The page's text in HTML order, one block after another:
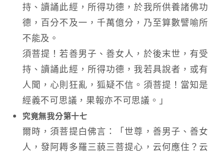
持、讀誦此經，所得功德，於我所供養諸佛功
德，百分不及一，千萬億分，乃至算數譬喻所
不能及。
須菩提！若善男子、善女人，於後末世，有受
持、讀誦此經，所得功德，我若具說者，或有
人聞，心則狂亂，狐疑不信。須菩提！當知是
經義不可思議，果報亦不可思議。」
究竟無我分第十七
爾時，須菩提白佛言：「世尊，善男子、善女
人，發阿耨多羅三藐三菩提心，云何應住？云